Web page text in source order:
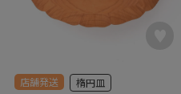
店舗発送 楕円皿